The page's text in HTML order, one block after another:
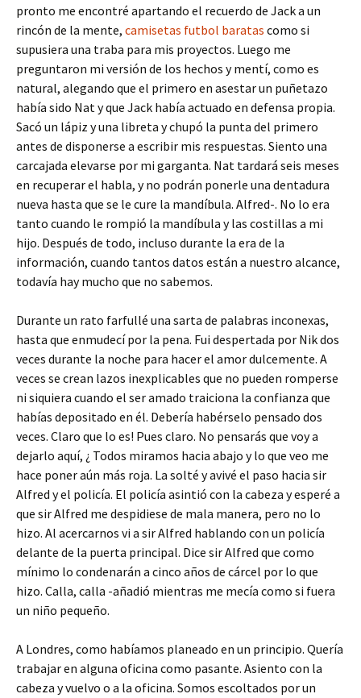
pronto me encontré apartando el recuerdo de Jack a un
rincón de la mente, camisetas futbol baratas como si
supusiera una traba para mis proyectos. Luego me
preguntaron mi versión de los hechos y mentí, como es
natural, alegando que el primero en asestar un puñetazo
había sido Nat y que Jack había actuado en defensa propia.
Sacó un lápiz y una libreta y chupó la punta del primero
antes de disponerse a escribir mis respuestas. Siento una
carcajada elevarse por mi garganta. Nat tardará seis meses
en recuperar el habla, y no podrán ponerle una dentadura
nueva hasta que se le cure la mandíbula. Alfred-. No lo era
tanto cuando le rompió la mandíbula y las costillas a mi
hijo. Después de todo, incluso durante la era de la
información, cuando tantos datos están a nuestro alcance,
todavía hay mucho que no sabemos.
Durante un rato farfullé una sarta de palabras inconexas,
hasta que enmudecí por la pena. Fui despertada por Nik dos
veces durante la noche para hacer el amor dulcemente. A
veces se crean lazos inexplicables que no pueden romperse
ni siquiera cuando el ser amado traiciona la confianza que
habías depositado en él. Debería habérselo pensado dos
veces. Claro que lo es! Pues claro. No pensarás que voy a
dejarlo aquí, ¿ Todos miramos hacia abajo y lo que veo me
hace poner aún más roja. La solté y avivé el paso hacia sir
Alfred y el policía. El policía asintió con la cabeza y esperé a
que sir Alfred me despidiese de mala manera, pero no lo
hizo. Al acercarnos vi a sir Alfred hablando con un policía
delante de la puerta principal. Dice sir Alfred que como
mínimo lo condenarán a cinco años de cárcel por lo que
hizo. Calla, calla -añadió mientras me mecía como si fuera
un niño pequeño.
A Londres, como habíamos planeado en un principio. Quería
trabajar en alguna oficina como pasante. Asiento con la
cabeza y vuelvo o a la oficina. Somos escoltados por un